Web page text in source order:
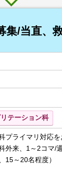
/当直、
テーション科
ライマリ対応を
外来、1～2コマ/
15～20名程度）